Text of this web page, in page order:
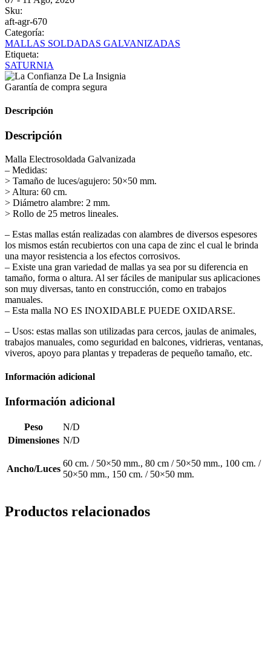
Sku:
aft-agr-670
Categoría:
MALLAS SOLDADAS GALVANIZADAS
Etiqueta:
SATURNIA
Garantía de compra segura
Descripción
Descripción
Malla Electrosoldada Galvanizada
– Medidas:
> Tamaño de luces/agujero: 50×50 mm.
> Altura: 60 cm.
> Diámetro alambre: 2 mm.
> Rollo de 25 metros lineales.
– Estas mallas están realizadas con alambres de diversos espesores
los mismos están recubiertos con una capa de zinc el cual le brinda
una mayor resistencia a los efectos corrosivos.
– Existe una gran variedad de mallas ya sea por su diferencia en
tamaño, forma o altura. Al ser fáciles de manipular sus aplicaciones
son muy diversas, tanto en construcción, como en trabajos
manuales.
– Esta malla NO ES INOXIDABLE PUEDE OXIDARSE.
– Usos: estas mallas son utilizadas para cercos, jaulas de animales,
trabajos manuales, como seguridad en balcones, vidrieras, ventanas,
viveros, apoyo para plantas y trepaderas de pequeño tamaño, etc.
Información adicional
Información adicional
Peso
N/D
Dimensiones N/D
Ancho/Luces
60 cm. / 50×50 mm., 80 cm / 50×50 mm., 100 cm. /
50×50 mm., 150 cm. / 50×50 mm.
Productos relacionados